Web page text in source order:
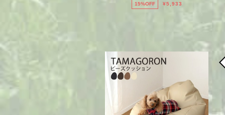
15%OFF ¥5,933